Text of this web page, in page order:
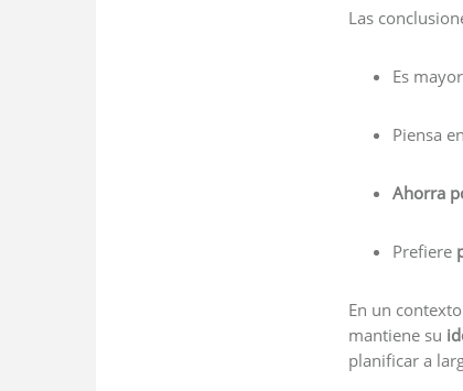
Las
Es
Piensa
Ahorra
Prefiere
En un
mantiene su
planificar a